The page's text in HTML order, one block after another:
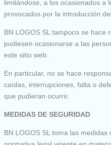
limitándose, a los ocasionados a
provocados por la introducción
BN LOGOS SL tampoco se hace
pudiesen ocasionarse a las
este sitio web.
En particular, no se hace
caídas, interrupciones, falta o
que pudieran ocurrir.
MEDIDAS DE SEGURIDAD
BN LOGOS SL toma las